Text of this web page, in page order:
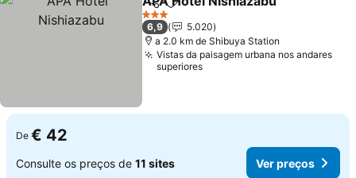
PartilharAdicionar aos favoritos
3 Estrelas
6,9
5.020
a 2.0 km de Shibuya Station
Vistas da paisagem urbana nos andares
superiores
De € 42
Consulte os preços de 11 sites Ver preços